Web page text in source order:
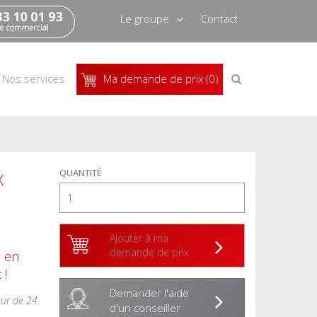
Nos services Ma demande de prix (0) Recherche
de
Le groupe
Qui sommes-nous
Recrutement
Contact
en
de 24
QUANTITÉ
Ajouter à ma
demande de prix
Demander l'aide
d'un conseiller